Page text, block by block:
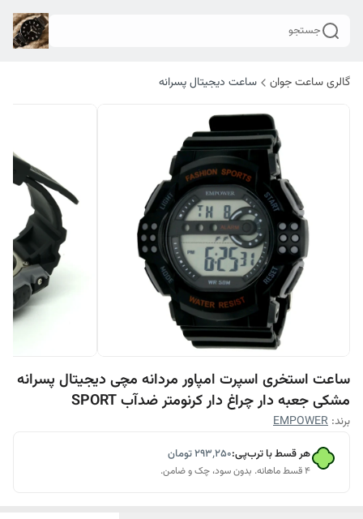
جستجو
گالری ساعت جوان ساعت دیجیتال پسرانه
ساعت استخری اسپرت امپاور مردانه مچی دیجیتال پسرانه
مشکی جعبه دار چراغ دار کرنومتر ضدآب SPORT
برند: EMPOWER
هر قسط با ترب‌پی:۲۹۳٬۲۵۰تومان
۴ قسط ماهانه. بدون سود، چک و ضامن.